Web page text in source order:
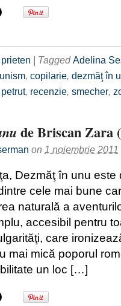
| TaggedAdelina
, copilarie, dezmăţ în
petrut, recenzie, smecher,
de Briscan Zara
on 1 noiembrie 2011
Dezmăţ în unu
cele mai bune
naturală a
accesibil pentru
care
mai mică poporul
un loc […]